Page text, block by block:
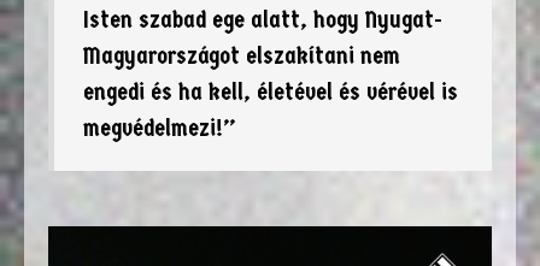
Isten szabad ege alatt, hogy Nyugat-
Magyarországot elszakítani nem
engedi és ha kell, életével és vérével is
megvédelmezi!”